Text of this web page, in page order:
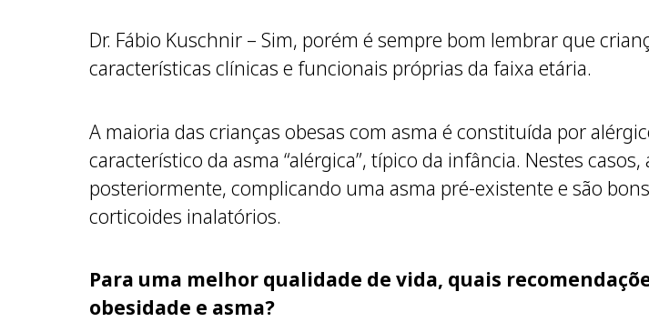
Dr. Fábio Kuschnir – Sim, porém é sempre bom lembrar que
características clínicas e funcionais próprias da faixa etária.
A maioria das crianças obesas com asma é constituída por
característico da asma “alérgica”, típico da infância. Nestes
posteriormente, complicando uma asma pré-existente e são
corticoides inalatórios.
Para uma melhor qualidade de vida, quais
obesidade e asma?